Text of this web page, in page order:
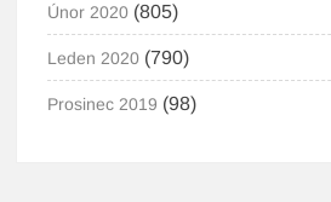
Únor 2020 (805)
Leden 2020 (790)
Prosinec 2019 (98)